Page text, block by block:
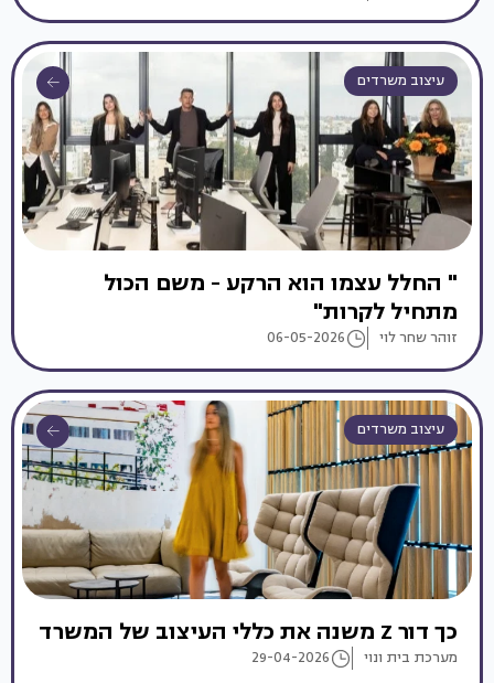
עיצוב משרדים
" החלל עצמו הוא הרקע - משם הכול
מתחיל לקרות"
זוהר שחר לוי 06-05-2026
עיצוב משרדים
כך דור Z משנה את כללי העיצוב של המשרד
מערכת בית ונוי 29-04-2026